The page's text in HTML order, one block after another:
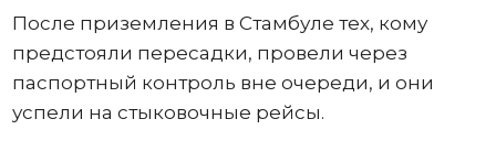
После приземления в Стамбуле тех, кому
предстояли пересадки, провели через
паспортный контроль вне очереди, и они
успели на стыковочные рейсы.